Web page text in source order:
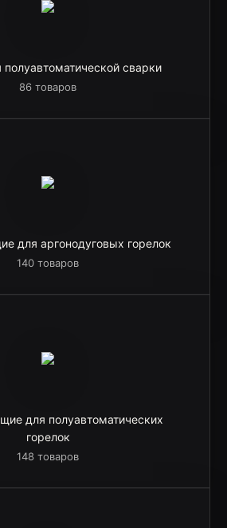
полуавтоматической сварки
86 товаров
для аргонодуговых горелок
140 товаров
для полуавтоматических
горелок
148 товаров